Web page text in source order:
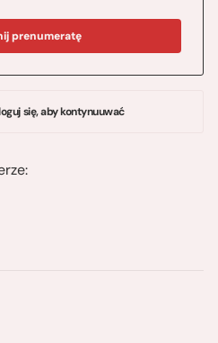
prenumeratę
się, aby kontynuuwać